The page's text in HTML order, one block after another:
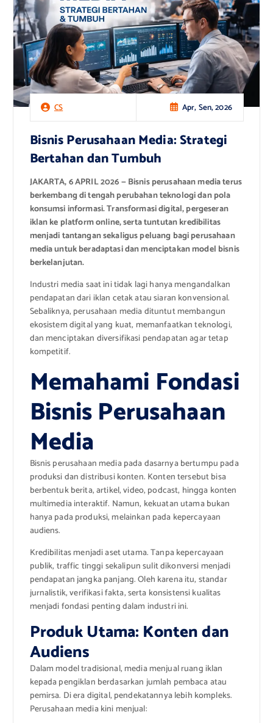
CS Apr, Sen, 2026
Bisnis Perusahaan Media: Strategi
Bertahan dan Tumbuh
JAKARTA, 6 APRIL 2026 — Bisnis perusahaan media terus
berkembang di tengah perubahan teknologi dan pola
konsumsi informasi. Transformasi digital, pergeseran
iklan ke platform online, serta tuntutan kredibilitas
menjadi tantangan sekaligus peluang bagi perusahaan
media untuk beradaptasi dan menciptakan model bisnis
berkelanjutan.
Industri media saat ini tidak lagi hanya mengandalkan
pendapatan dari iklan cetak atau siaran konvensional.
Sebaliknya, perusahaan media dituntut membangun
ekosistem digital yang kuat, memanfaatkan teknologi,
dan menciptakan diversifikasi pendapatan agar tetap
kompetitif.
Memahami Fondasi
Bisnis Perusahaan
Media
Bisnis perusahaan media pada dasarnya bertumpu pada
produksi dan distribusi konten. Konten tersebut bisa
berbentuk berita, artikel, video, podcast, hingga konten
multimedia interaktif. Namun, kekuatan utama bukan
hanya pada produksi, melainkan pada kepercayaan
audiens.
Kredibilitas menjadi aset utama. Tanpa kepercayaan
publik, traffic tinggi sekalipun sulit dikonversi menjadi
pendapatan jangka panjang. Oleh karena itu, standar
jurnalistik, verifikasi fakta, serta konsistensi kualitas
menjadi fondasi penting dalam industri ini.
Produk Utama: Konten dan
Audiens
Dalam model tradisional, media menjual ruang iklan
kepada pengiklan berdasarkan jumlah pembaca atau
pemirsa. Di era digital, pendekatannya lebih kompleks.
Perusahaan media kini menjual: